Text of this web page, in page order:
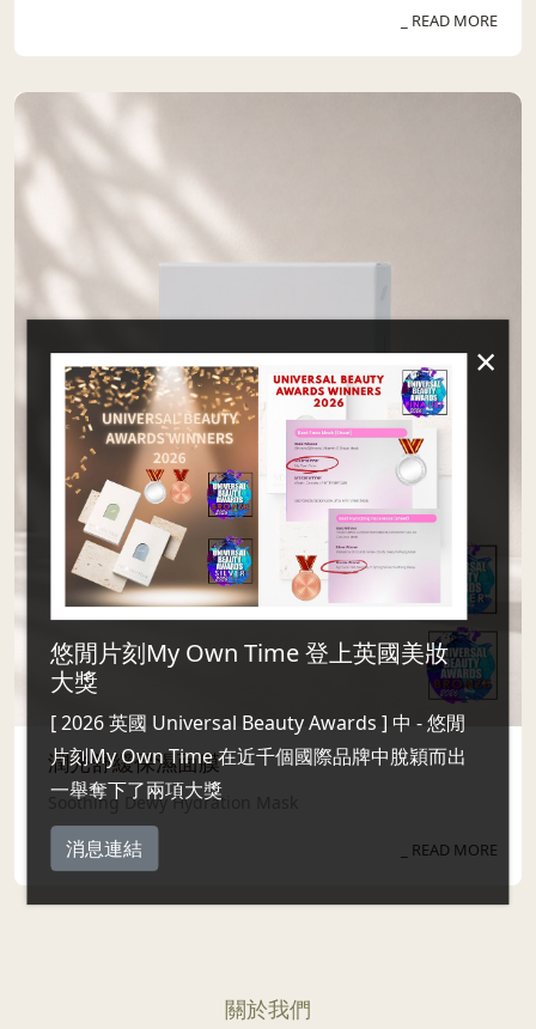
悠閒片刻My Own Time 登上英國美妝
大獎
[ 2026 英國 Universal Beauty Awards ] 中 - 悠閒
片刻My Own Time 在近千個國際品牌中脫穎而出
一舉奪下了兩項大獎
消息連結
×
_ READ MORE
潤光舒緩保濕面膜
Soothing Dewy Hydration Mask
_ READ MORE
關於我們